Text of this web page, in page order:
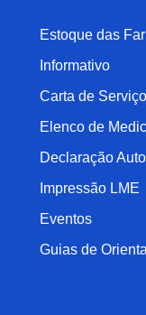
Estoque das
Informativo
Carta de Serviço
Elenco de
Declaração
Impressão LME
Eventos
Guias de